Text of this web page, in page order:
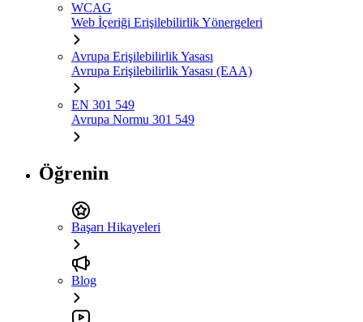
WCAG
Web İçeriği Erişilebilirlik Yönergeleri
Avrupa Erişilebilirlik Yasası
Avrupa Erişilebilirlik Yasası (EAA)
EN 301 549
Avrupa Normu 301 549
Öğrenin
Başarı Hikayeleri
Blog